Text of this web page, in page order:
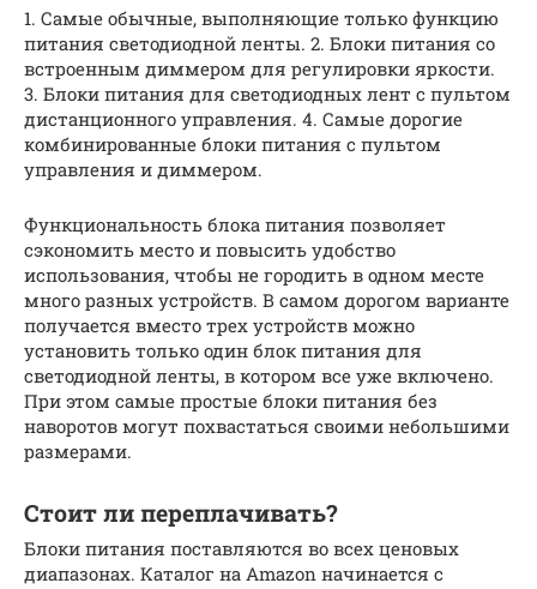
1. Самые обычные, выполняющие только функцию
питания светодиодной ленты. 2. Блоки питания со
встроенным диммером для регулировки яркости.
3. Блоки питания для светодиодных лент с пультом
дистанционного управления. 4. Самые дорогие
комбинированные блоки питания с пультом
управления и диммером.
Функциональность блока питания позволяет
сэкономить место и повысить удобство
использования, чтобы не городить в одном месте
много разных устройств. В самом дорогом варианте
получается вместо трех устройств можно
установить только один блок питания для
светодиодной ленты, в котором все уже включено.
При этом самые простые блоки питания без
наворотов могут похвастаться своими небольшими
размерами.
Стоит ли переплачивать?
Блоки питания поставляются во всех ценовых
диапазонах. Каталог на Amazon начинается с